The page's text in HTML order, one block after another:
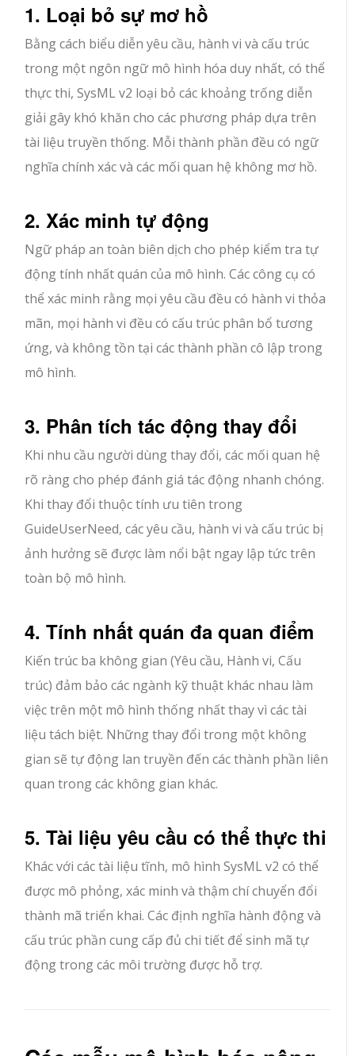
1. Loại bỏ sự mơ hồ
Bằng cách biểu diễn yêu cầu, hành vi và cấu trúc
trong một ngôn ngữ mô hình hóa duy nhất, có thể
thực thi, SysML v2 loại bỏ các khoảng trống diễn
giải gây khó khăn cho các phương pháp dựa trên
tài liệu truyền thống. Mỗi thành phần đều có ngữ
nghĩa chính xác và các mối quan hệ không mơ hồ.
2. Xác minh tự động
Ngữ pháp an toàn biên dịch cho phép kiểm tra tự
động tính nhất quán của mô hình. Các công cụ có
thể xác minh rằng mọi yêu cầu đều có hành vi thỏa
mãn, mọi hành vi đều có cấu trúc phân bổ tương
ứng, và không tồn tại các thành phần cô lập trong
mô hình.
3. Phân tích tác động thay đổi
Khi nhu cầu người dùng thay đổi, các mối quan hệ
rõ ràng cho phép đánh giá tác động nhanh chóng.
Khi thay đổi thuộc tính ưu tiên trong
GuideUserNeed, các yêu cầu, hành vi và cấu trúc bị
ảnh hưởng sẽ được làm nổi bật ngay lập tức trên
toàn bộ mô hình.
4. Tính nhất quán đa quan điểm
Kiến trúc ba không gian (Yêu cầu, Hành vi, Cấu
trúc) đảm bảo các ngành kỹ thuật khác nhau làm
việc trên một mô hình thống nhất thay vì các tài
liệu tách biệt. Những thay đổi trong một không
gian sẽ tự động lan truyền đến các thành phần liên
quan trong các không gian khác.
5. Tài liệu yêu cầu có thể thực thi
Khác với các tài liệu tĩnh, mô hình SysML v2 có thể
được mô phỏng, xác minh và thậm chí chuyển đổi
thành mã triển khai. Các định nghĩa hành động và
cấu trúc phần cung cấp đủ chi tiết để sinh mã tự
động trong các môi trường được hỗ trợ.